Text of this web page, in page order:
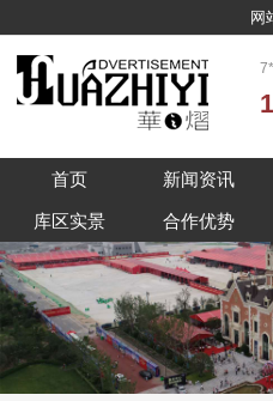
网
首页 新闻资讯
库区实景 合作优势